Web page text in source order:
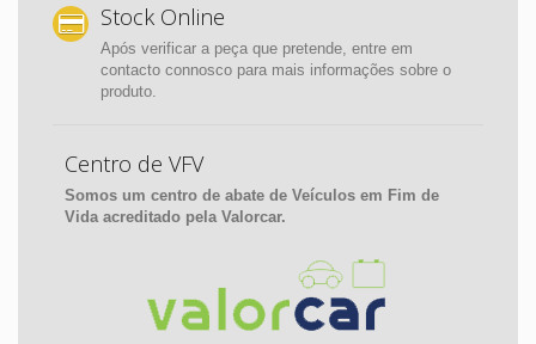
Stock Online
Após verificar a peça que pretende, entre em
contacto connosco para mais informações sobre o
produto.
Centro de VFV
Somos um centro de abate de Veículos em Fim de
Vida acreditado pela Valorcar.